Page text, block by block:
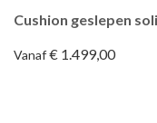
Cushion geslepen
Vanaf€ 1.499,00